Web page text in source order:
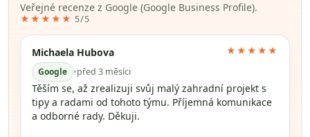
Veřejné recenze z Google (Google Business Profile).
★★★★★ 5/5
Michaela Hubova
Google •před 3 měsíci
★★★★★
Těším se, až zrealizuji svůj malý zahradní projekt s
tipy a radami od tohoto týmu. Příjemná komunikace
a odborné rady. Děkuji.